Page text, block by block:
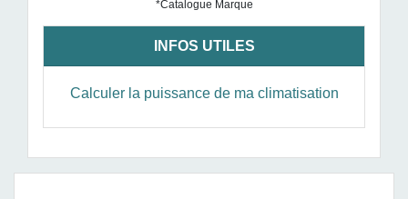
*Catalogue Marque
INFOS UTILES
Calculer la puissance de ma climatisation